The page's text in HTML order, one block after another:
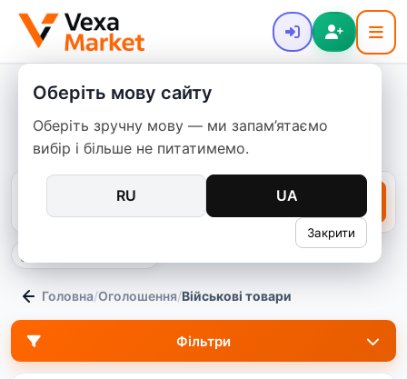
Оберіть мову сайту
Оберіть зручну мову — ми запам’ятаємо
вибір і більше не питатимемо.
RU UA
Закрити
Військова барахолка: оголошення
про військові товари б/в та нові
Головна/Оголошення/Військові товари
Фільтри